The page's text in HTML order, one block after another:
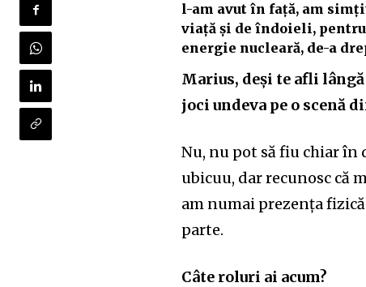
l-am avut în față, am
viață și de îndoieli, pentru
energie nucleară, de-a
Marius, deși te afli
joci undeva pe o scenă
Nu, nu pot să fiu chiar în
ubicuu, dar recunosc că
am numai prezența
parte.
Câte roluri ai acum?